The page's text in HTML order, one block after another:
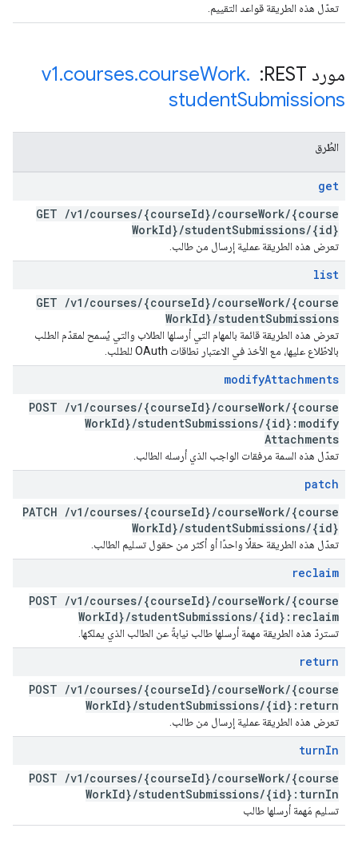
تعدّل هذه الطريقة قواعد التقييم.
مورد REST: ‏ v1.courses.courseWork.
studentSubmissions
الطُرق
get
GET /v1 /courses/{courseId}/courseWork/{course
WorkId}/studentSubmissions/{id}
تعرض هذه الطريقة عملية إرسال من طالب.
list
GET /v1 /courses/{courseId}/courseWork/{course
WorkId}/studentSubmissions
تعرض هذه الطريقة قائمة بالمهام التي أرسلها الطلاب والتي يُسمح لمقدّم الطلب
بالاطّلاع عليها، مع الأخذ في الاعتبار نطاقات OAuth للطلب.
modifyAttachments
POST /v1 /courses/{courseId}/courseWork/{course
WorkId}/studentSubmissions/{id}:modify
Attachments
تعدّل هذه السمة مرفقات الواجب الذي أرسله الطالب.
patch
PATCH /v1 /courses/{courseId}/courseWork/{course
WorkId}/studentSubmissions/{id}
تعدّل هذه الطريقة حقلًا واحدًا أو أكثر من حقول تسليم الطالب.
reclaim
POST /v1 /courses/{courseId}/courseWork/{course
WorkId}/studentSubmissions/{id}:reclaim
تستردّ هذه الطريقة مهمة أرسلها طالب نيابةً عن الطالب الذي يملكها.
return
POST /v1 /courses/{courseId}/courseWork/{course
WorkId}/studentSubmissions/{id}:return
تعرض هذه الطريقة عملية إرسال من طالب.
turnIn
POST /v1 /courses/{courseId}/courseWork/{course
WorkId}/studentSubmissions/{id}:turnIn
تسليم مَهمة أرسلها طالب